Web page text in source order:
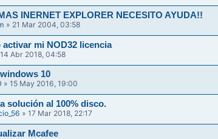
INERNET EXPLORER NECESITO AYUDA!!
» 21 Mar 2004, 03:58
activar mi NOD32 licencia
Abr 2018, 04:58
10
» 15 May 2016, 19:00
solución al 100% disco.
» 17 Mar 2018, 22:17
Mcafee